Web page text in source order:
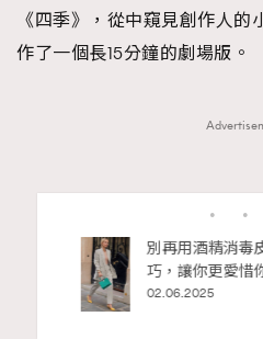
《四季》，從中窺見創作人
作了一個長15分鐘的劇場版。
別再用酒精消毒皮
巧，讓你更愛惜你
02.06.2025